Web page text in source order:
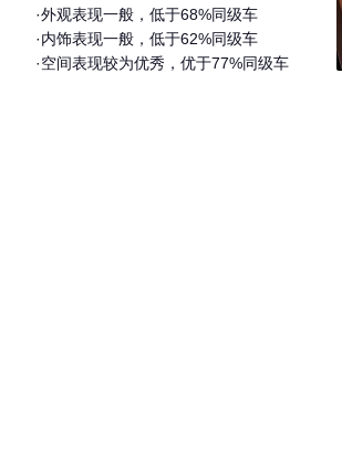
·外观表现一般，低于68%同级车
·内饰表现一般，低于62%同级车
·空间表现较为优秀，优于77%同级车